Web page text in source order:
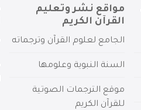
مواقع نشر وتعليم
القرآن الكريم
الجامع لعلوم القرآن وترجماته
السنة النبوية وعلومها
موقع الترجمات الصوتية
للقرآن الكريم